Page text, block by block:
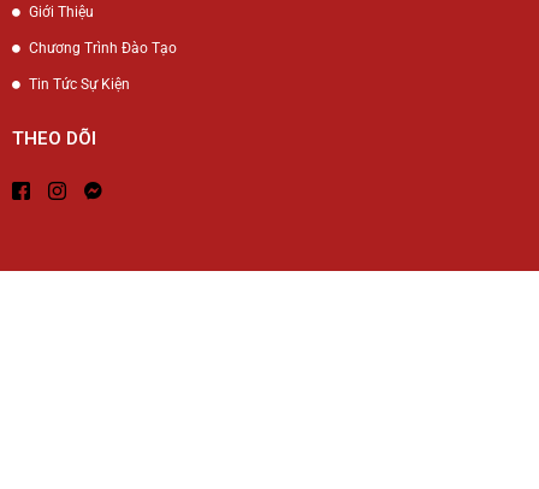
Giới Thiệu
Chương Trình Đào Tạo
Tin Tức Sự Kiện
THEO DÕI